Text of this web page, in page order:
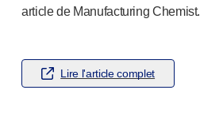
EcoSafe
NOTRE EXPERTISE
Services pharmaceutiques
article de Manufacturing Chemist.
Lire l'article complet